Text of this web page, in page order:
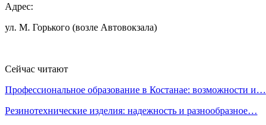
Адрес:
ул. М. Горького (возле Автовокзала)
Сейчас читают
Профессиональное образование в Костанае: возможности и…
Резинотехнические изделия: надежность и разнообразное…